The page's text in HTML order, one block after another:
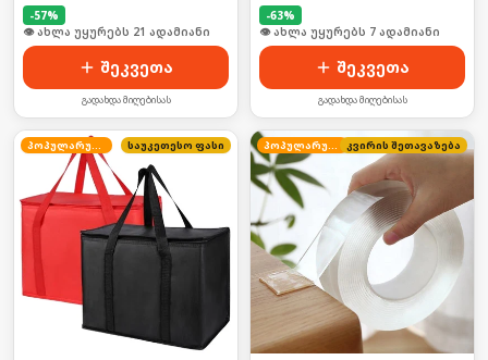
-57%
🛒 ბოლო 24სთ-ში იყიდა 28-მა
შეკვეთა
გადახდა მიღებისას
-63%
🛒 ბოლო 24სთ-ში იყიდა 13-მა
შეკვეთა
გადახდა მიღებისას
პოპულარული საუკეთესო ფასი პოპულარული კვირის შეთავაზება